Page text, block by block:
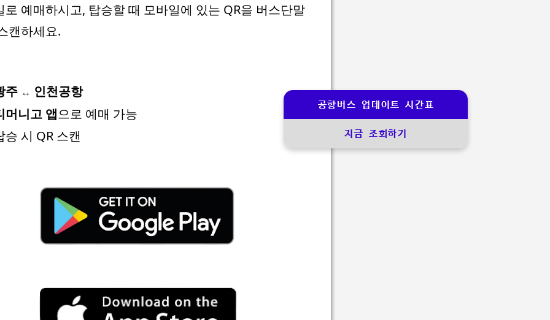
로 예매하시고, 탑승할 때 모바일에 있는 QR을 버스단말
캔하세요.
주 ↔ 인천공항
머니고 앱으로 예매 가능
승 시 QR 스캔
공항버스 업데이트 시간표
지금 조회하기